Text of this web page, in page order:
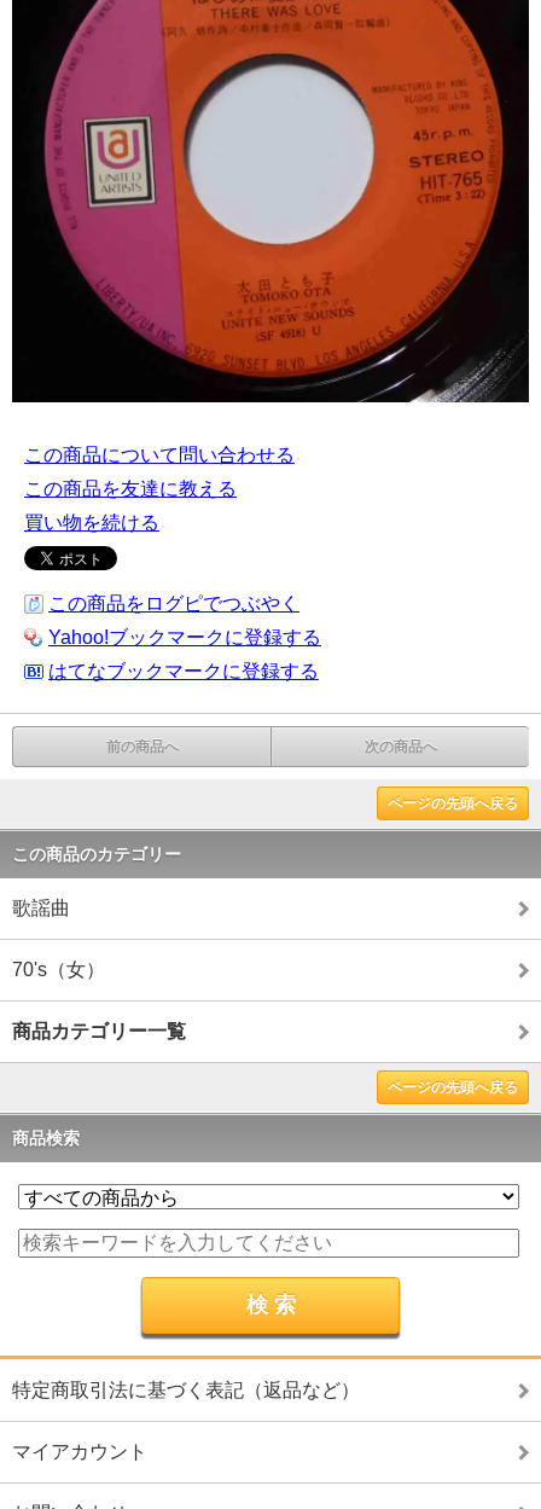
この商品について問い合わせる
この商品を友達に教える
買い物を続ける
この商品をログピでつぶやく
Yahoo!ブックマークに登録する
はてなブックマークに登録する
前の商品へ 次の商品へ
ページの先頭へ戻る
この商品のカテゴリー
歌謡曲
70's（女）
商品カテゴリー一覧
ページの先頭へ戻る
商品検索
特定商取引法に基づく表記（返品など）
マイアカウント